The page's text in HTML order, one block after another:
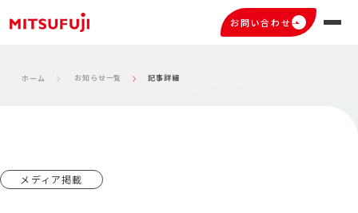
お問い合わせ
ホーム お知らせ一覧 記事詳細
メディア掲載